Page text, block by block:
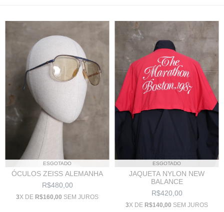
ESGOTADO
ÓCULOS ZEISS ALEMANHA
R$480,00
3X DE R$160,00 SEM JUROS
ESGOTADO
JAQUETA NYLON NEW
BALANCE
R$420,00
3X DE R$140,00 SEM JUROS